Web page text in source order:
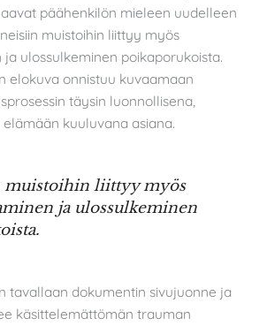
päähenkilön mieleen uudelleen
muistoihin liittyy myös
ulossulkeminen poikaporukoista.
elokuva onnistuu kuvaamaan
täysin luonnollisena,
kuuluvana asiana.
muistoihin liittyy myös
ja ulossulkeminen
tavallaan dokumentin sivujuonne ja
käsittelemättömän trauman